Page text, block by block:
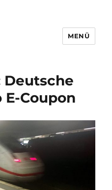
MENÜ
Deutsche
E-Coupon